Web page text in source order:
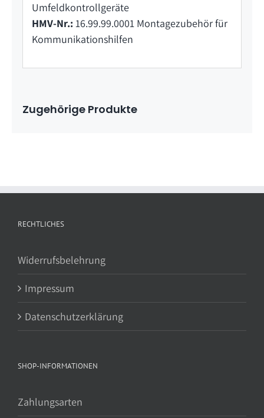
Umfeldkontrollgeräte
HMV-Nr.: 16.99.99.0001 Montagezubehör für
Kommunikationshilfen
Zugehörige Produkte
RECHTLICHES
Widerrufsbelehrung
Impressum
Datenschutzerklärung
SHOP-INFORMATIONEN
Zahlungsarten